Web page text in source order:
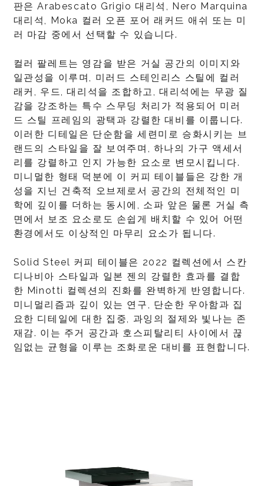
판은 Arabescato Grigio 대리석, Nero Marquina
대리석, Moka 컬러 오픈 포어 래커드 애쉬 또는 미
러 마감 중에서 선택할 수 있습니다.
컬러 팔레트는 영감을 받은 거실 공간의 이미지와
일관성을 이루며, 미러드 스테인리스 스틸에 컬러
래커, 우드, 대리석을 조합하고, 대리석에는 무광 질
감을 강조하는 특수 스무딩 처리가 적용되어 미러
드 스틸 프레임의 광택과 강렬한 대비를 이룹니다.
이러한 디테일은 단순함을 세련미로 승화시키는 브
랜드의 스타일을 잘 보여주며, 하나의 가구 액세서
리를 강렬하고 인지 가능한 요소로 변모시킵니다.
미니멀한 형태 덕분에 이 커피 테이블들은 강한 개
성을 지닌 건축적 오브제로서 공간의 전체적인 미
학에 깊이를 더하는 동시에, 소파 앞은 물론 거실 측
면에서 보조 요소로도 손쉽게 배치할 수 있어 어떤
환경에서도 이상적인 마무리 요소가 됩니다.
Solid Steel 커피 테이블은 2022 컬렉션에서 스칸
디나비아 스타일과 일본 젠의 강렬한 효과를 결합
한 Minotti 컬렉션의 진화를 완벽하게 반영합니다.
미니멀리즘과 깊이 있는 연구, 단순한 우아함과 집
요한 디테일에 대한 집중, 과잉의 절제와 빛나는 존
재감. 이는 주거 공간과 호스피탈리티 사이에서 끊
임없는 균형을 이루는 조화로운 대비를 표현합니다.